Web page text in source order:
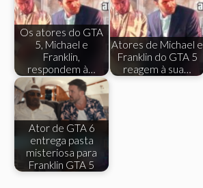
Os atores do GTA
5, Michael e
Franklin,
respondem à…
Atores de Michael e
Franklin do GTA 5
reagem à sua…
Ator de GTA 6
entrega pasta
misteriosa para
Franklin GTA 5